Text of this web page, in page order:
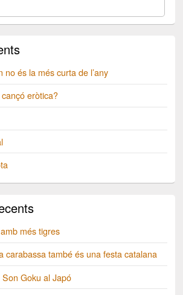
no és la més curta de l’any
eròtica?
més tigres
carabassa també és una festa catalana
Goku al Japó